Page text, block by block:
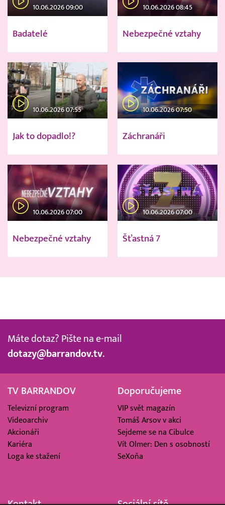
10.06.2026 09:00
Badatelé
10.06.2026 08:45
Nebezpečné vztahy
10.06.2026 07:55
Jak to dopadlo!?
10.06.2026 07:50
Záchranáři
10.06.2026 07:00
Nebezpečné vztahy
10.06.2026 07:00
Šťastná 7
Máte dotaz? Pište na e-mail
dotazy@barrandov.tv.
TV BARRANDOV
Televizní program
Videoarchiv
Akcionáři
Kariéra
Loga ke stažení
Doporučujeme
VIP svět magazín
Tomáš Arsov v akci
Sejdeme se na Cibulce
Vít Olmer: Den s osobností
SeXoňa